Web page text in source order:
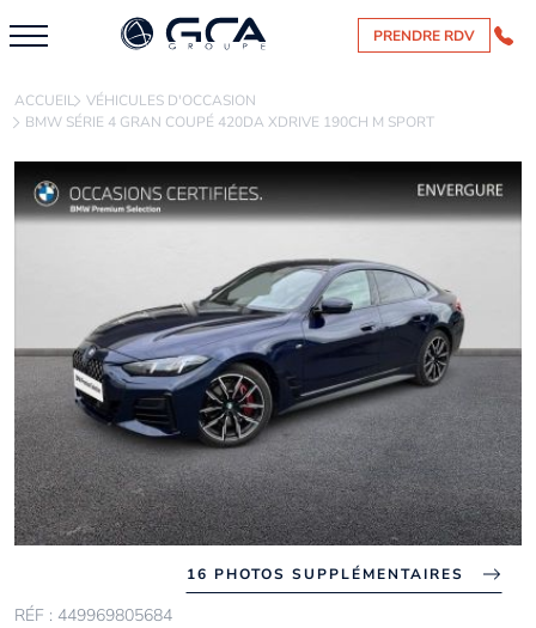
PRENDRE RDV
ACCUEIL VÉHICULES D'OCCASION
BMW SÉRIE 4 GRAN COUPÉ 420DA XDRIVE 190CH M SPORT
16 PHOTOS SUPPLÉMENTAIRES
RÉF : 449969805684